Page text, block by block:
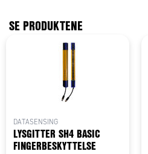
SE PRODUKTENE
DATASENSING
LYSGITTER SH4 BASIC
FINGERBESKYTTELSE